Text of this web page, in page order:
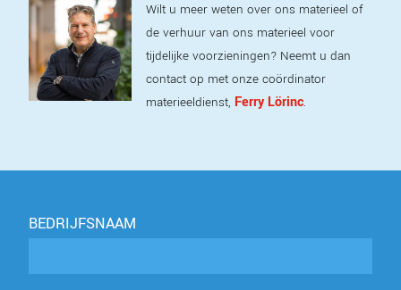
Wilt u meer weten over ons materieel of
de verhuur van ons materieel voor
tijdelijke voorzieningen? Neemt u dan
contact op met onze coördinator
materieeldienst, Ferry Lörinc.
BEDRIJFSNAAM